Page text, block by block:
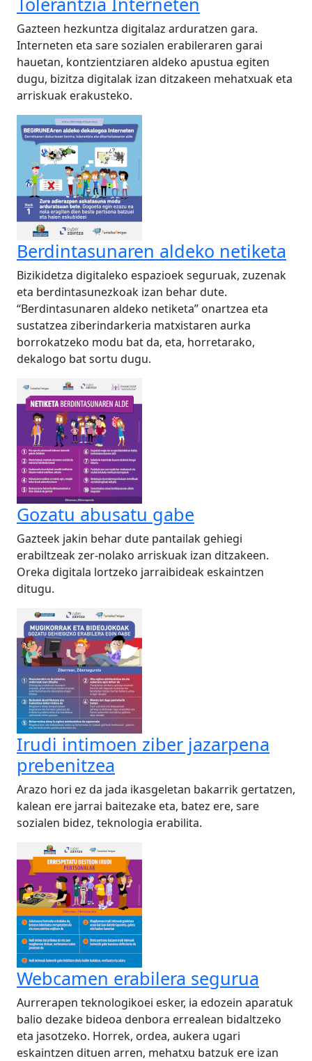
Gazteen hezkuntza digitalaz arduratzen gara.
Interneten eta sare sozialen erabileraren garai
hauetan, kontzientziaren aldeko apustua egiten
dugu, bizitza digitalak izan ditzakeen mehatxuak eta
arriskuak erakusteko.
Berdintasunaren aldeko netiketa
Bizikidetza digitaleko espazioek seguruak, zuzenak
eta berdintasunezkoak izan behar dute.
“Berdintasunaren aldeko netiketa” onartzea eta
sustatzea ziberindarkeria matxistaren aurka
borrokatzeko modu bat da, eta, horretarako,
dekalogo bat sortu dugu.
Gozatu abusatu gabe
Gazteek jakin behar dute pantailak gehiegi
erabiltzeak zer-nolako arriskuak izan ditzakeen.
Oreka digitala lortzeko jarraibideak eskaintzen
ditugu.
Irudi intimoen ziber jazarpena
prebenitzea
Arazo hori ez da jada ikasgeletan bakarrik gertatzen,
kalean ere jarrai baitezake eta, batez ere, sare
sozialen bidez, teknologia erabilita.
Webcamen erabilera segurua
Aurrerapen teknologikoei esker, ia edozein aparatuk
balio dezake bideoa denbora errealean bidaltzeko
eta jasotzeko. Horrek, ordea, aukera ugari
eskaintzen dituen arren, mehatxu batzuk ere izan